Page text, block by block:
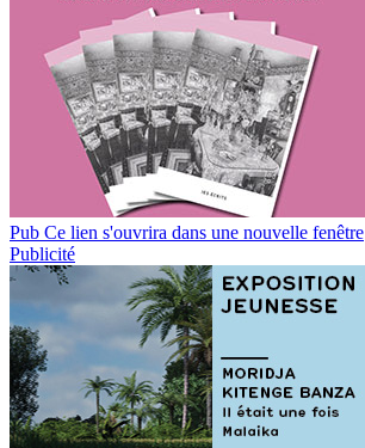
Pub Ce lien s'ouvrira dans une nouvelle fenêtre
Publicité